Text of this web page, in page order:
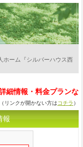
ホーム『シルバーハウス西
細情報・料金プランな
（リンクが開かない方は コチラ ）
報